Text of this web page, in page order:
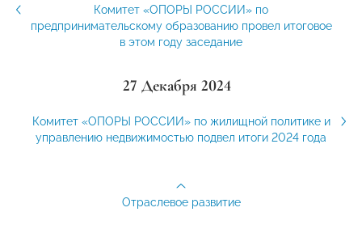
Комитет «ОПОРЫ РОССИИ» по
предпринимательскому образованию провел итоговое
в этом году заседание
27 Декабря 2024
Комитет «ОПОРЫ РОССИИ» по жилищной политике и
управлению недвижимостью подвел итоги 2024 года
Отраслевое развитие